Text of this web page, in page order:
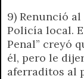
9) Renunció
Policía local.
Penal” creyó
él, pero le
aferraditos al